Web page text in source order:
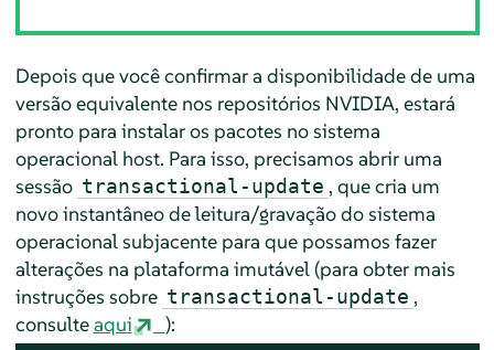
Depois que você confirmar a disponibilidade de uma
versão equivalente nos repositórios NVIDIA, estará
pronto para instalar os pacotes no sistema
operacional host. Para isso, precisamos abrir uma
sessão transactional-update , que cria um
novo instantâneo de leitura/gravação do sistema
operacional subjacente para que possamos fazer
alterações na plataforma imutável (para obter mais
instruções sobre transactional-update ,
consulteaqui ):